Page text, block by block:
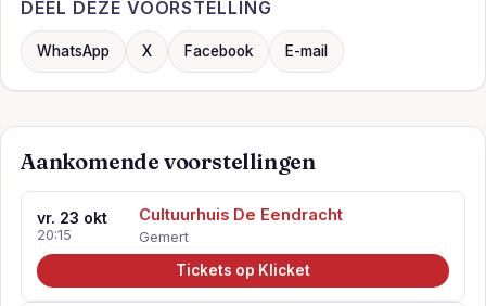
DEEL DEZE VOORSTELLING
WhatsApp X Facebook E-mail
Aankomende voorstellingen
vr. 23 okt
20:15
Cultuurhuis De Eendracht
Gemert
Tickets op Klicket